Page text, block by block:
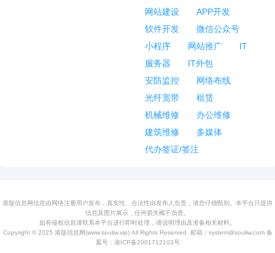
网站建设
APP开发
软件开发
微信公众号
小程序
网站推广
IT
服务器
IT外包
安防监控
网络布线
光纤宽带
租赁
机械维修
办公维修
建筑维修
多媒体
代办签证/签注
港版信息网信息由网络注册用户发布，真实性、合法性由发布人负责，请您仔细甄别。本平台只提供
信息及图片展示，任何损失概不负责。
如有侵权信息请联系本平台进行即时处理，请说明理由及准备相关材料。
Copyright © 2025 港版信息网(www.souliw.vip) All Rights Reserved. 邮箱：system@souliw.com 备
案号： 港ICP备2001712103号